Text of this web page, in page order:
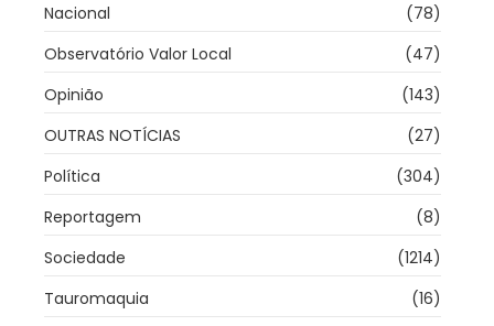
Nacional
(78)
Observatório Valor Local
(47)
Opinião
(143)
OUTRAS NOTÍCIAS
(27)
Política
(304)
Reportagem
(8)
Sociedade
(1214)
Tauromaquia
(16)